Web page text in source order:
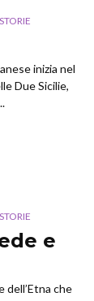
STORIE
inizia nel
Due Sicilie,
STORIE
e
dell’Etna che